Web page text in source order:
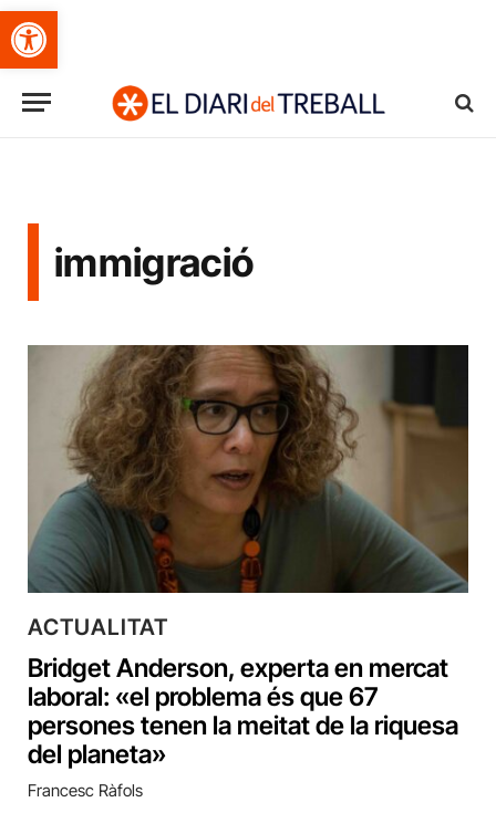
Obre la barra d'eines
immigració
ACTUALITAT
Bridget Anderson, experta en mercat
laboral: «el problema és que 67
persones tenen la meitat de la riquesa
del planeta»
Francesc Ràfols